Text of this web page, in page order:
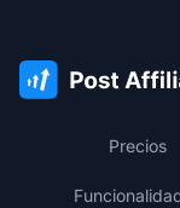
Precios